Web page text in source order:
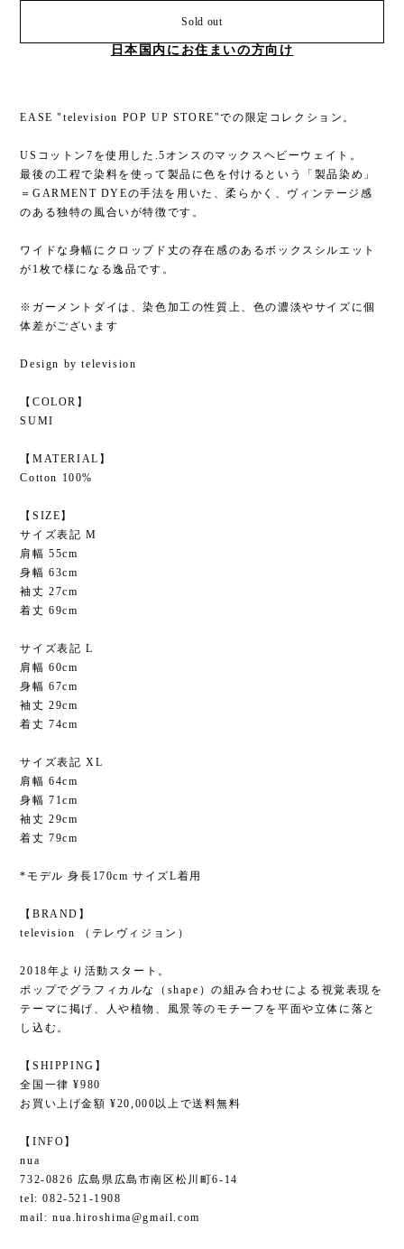
Sold out
日本国内にお住まいの方向け
EASE "television POP UP STORE"での限定コレクション。
USコットン7を使用した.5オンスのマックスヘビーウェイト。
最後の工程で染料を使って製品に色を付けるという「製品染め」
＝GARMENT DYEの手法を用いた、柔らかく、ヴィンテージ感
のある独特の風合いが特徴です。
ワイドな身幅にクロップド丈の存在感のあるボックスシルエット
が1枚で様になる逸品です。
※ガーメントダイは、染色加工の性質上、色の濃淡やサイズに個
体差がございます
Design by television
【COLOR】
SUMI
【MATERIAL】
Cotton 100%
【SIZE】
サイズ表記 M
肩幅 55cm
身幅 63cm
袖丈 27cm
着丈 69cm
サイズ表記 L
肩幅 60cm
身幅 67cm
袖丈 29cm
着丈 74cm
サイズ表記 XL
肩幅 64cm
身幅 71cm
袖丈 29cm
着丈 79cm
*モデル 身長170cm サイズL着用
【BRAND】
television （テレヴィジョン）
2018年より活動スタート。
ポップでグラフィカルな（shape）の組み合わせによる視覚表現を
テーマに掲げ、人や植物、風景等のモチーフを平面や立体に落と
し込む。
【SHIPPING】
全国一律 ¥980
お買い上げ金額 ¥20,000以上で送料無料
【INFO】
nua
732-0826 広島県広島市南区松川町6-14
tel: 082-521-1908
mail: nua.hiroshima@gmail.com